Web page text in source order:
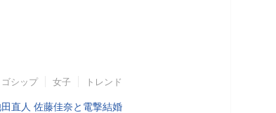
ゴシップ 女子 トレンド
直人 佐藤佳奈と電撃結婚